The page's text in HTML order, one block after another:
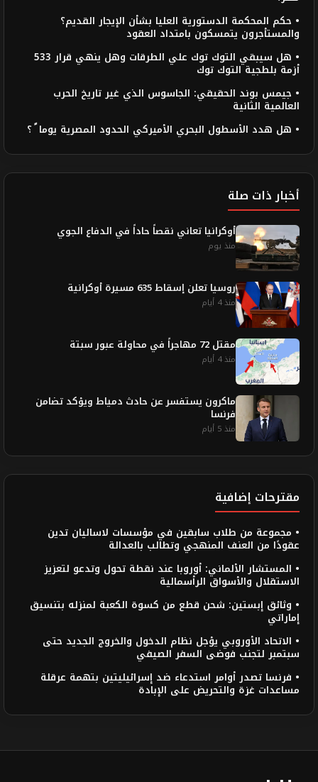
• حكم المحكمة الدستورية العليا بشأن الإيجار القديم؟
والمستأجرون يتمسكون بامتداد العقود
• هل سيبقي التوك توك علي الطرقات وهل ينهي قرار 533
أزمة بلطجية التوك توك
• جيمس بوند الحقيقي: الجاسوس الذي غير تاريخ الحرب
العالمية الثانية
• هل هدد الأسطول البحري الأميركي الحدود المصرية يوما ً ؟
أخبار ذات صلة
أوكرانيا تعاني نقصاً حاداً في الدفاع الجوي
منذ يوم
روسيا تعلن إسقاط 635 مسيرة أوكرانية
منذ 4 أيام
مقتل 72 مهاجراً في محاولة عبور سبتة
منذ 4 أيام
ماكرون يستفسر عن حادث دمياط ويؤكد تضامن
فرنسا
منذ 5 أيام
مقترحات إضافية
• مجموعة من طلاب سابقين في مؤسسات لاساليان تدين
عقودًا من العنف المنهجي وتطالب بالعدالة
• المستشار الألماني: أوروبا عند نقطة تحول وتدعو لتعزيز
الاستقلال والأسواق الرأسمالية
• وثائق إبستين: شحن قطع من كسوة الكعبة لمنزله بتنسيق
إماراتي
• الاتحاد الأوروبي يؤجل نظام الدخول والخروج الجديد حتى
سبتمبر لتجنب فوضى السفر الصيفي
• فرنسا تصدر أوامر استدعاء ضد إسرائيليتين بتهمة عرقلة
مساعدات غزة والتحريض على الإبادة